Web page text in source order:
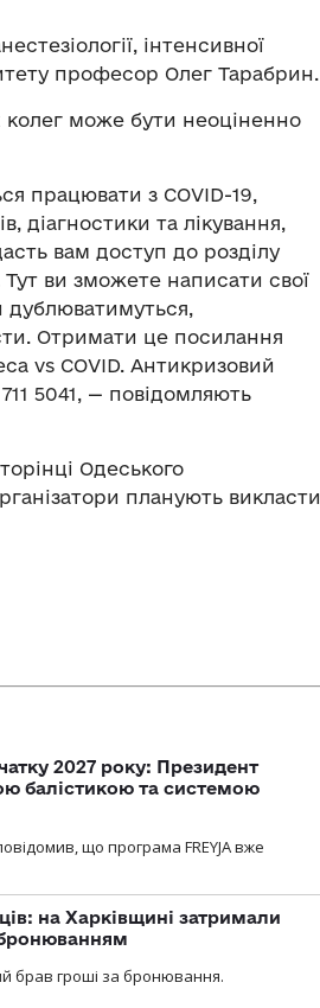
інтенсивної
професор Олег Тарабрин.
колег може бути неоціненно
працювати з COVID-19,
діагностики та лікування,
вам доступ до розділу
Тут ви зможете написати свої
Отримати це посилання
vs COVID. Антикризовий
5041, — повідомляють
Одеського
планують викласти
2027 року: Президент
балістикою та системою
що програма FREYJA вже
на Харківщині затримали
брав гроші за бронювання.